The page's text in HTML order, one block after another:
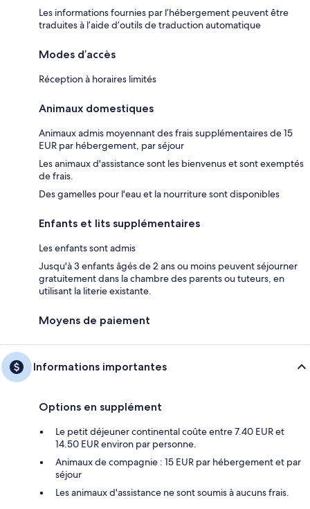
Les informations fournies par l’hébergement peuvent être
traduites à l’aide d’outils de traduction automatique
Modes d’accès
Réception à horaires limités
Animaux domestiques
Animaux admis moyennant des frais supplémentaires de 15
EUR par hébergement, par séjour
Les animaux d'assistance sont les bienvenus et sont exemptés
de frais.
Des gamelles pour l'eau et la nourriture sont disponibles
Enfants et lits supplémentaires
Les enfants sont admis
Jusqu'à 3 enfants âgés de 2 ans ou moins peuvent séjourner
gratuitement dans la chambre des parents ou tuteurs, en
utilisant la literie existante.
Moyens de paiement
Informations importantes
Options en supplément
Le petit déjeuner continental coûte entre 7.40 EUR et
14.50 EUR environ par personne.
Animaux de compagnie : 15 EUR par hébergement et par
séjour
Les animaux d'assistance ne sont soumis à aucuns frais.